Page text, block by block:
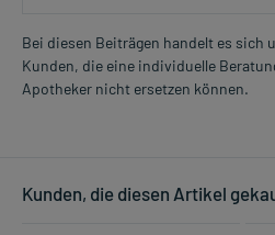
Bei diesen Beiträgen handelt es sich
Kunden, die eine individuelle
Apotheker nicht ersetzen können.
Kunden, die diesen Artikel